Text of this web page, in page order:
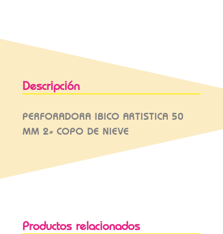
Descripción
PERFORADORA IBICO ARTISTICA 50
MM 2» COPO DE NIEVE
Productos relacionados